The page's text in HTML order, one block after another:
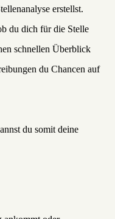
erstellst.
du dich für die Stelle
schnellen Überblick
du Chancen auf
du somit deine